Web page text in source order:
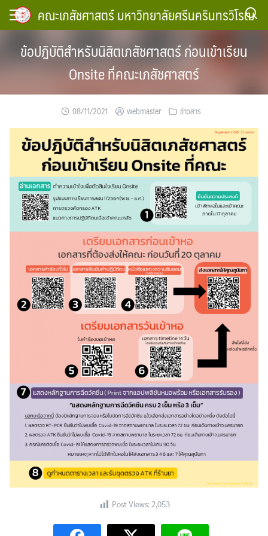
Skip
คณะเภสัชศาสตร์ มหาวิทยาลัยศรีนครินทรวิโรฒ
for:
Search
ข้อปฎิบัติสำหรับนิสิตเภสัชศาสตร์ ก่อนเข้าเรียน
Onsite ที่คณะเภสัชศาสตร์
08/11/2021 webmaster ข่าวสาร
Post Views: 2,053